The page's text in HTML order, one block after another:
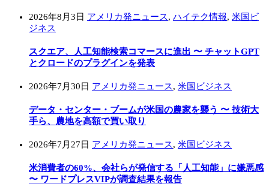
2026年8月3日 アメリカ発ニュース, ハイテク情報, 米国ビ
ジネス
スクエア、人工知能検索コマースに進出 〜 チャットGPT
とクロードのプラグインを発表
2026年7月30日 アメリカ発ニュース, 米国ビジネス
データ・センター・ブームが米国の農家を襲う 〜 技術大
手ら、農地を高額で買い取り
2026年7月27日 アメリカ発ニュース, 米国ビジネス
米消費者の60%、会社らが発信する「人工知能」に嫌悪感
〜 ワードプレスVIPが調査結果を報告